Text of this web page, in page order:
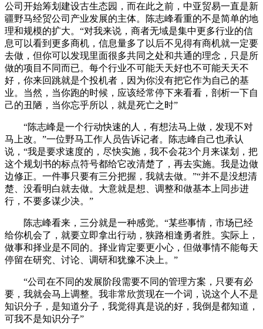
公司开始筹划建设古生态园，而在此之前，中亚贸易一直是新
疆野马经贸公司产业发展的主体。陈志峰看重的不是简单的地
理和规模的扩大。“对我来说，商者无域是集中更多行业的信
息可以看到更多商机，信息量多了以后不见得有商机就一定要
去做，但你可以发现里面很多共同之处和共通的理念，只是所
做的项目不同而已。每个行业不可能天天好也不可能天天不
好，你来回跳就是个投机者，因为你没有把它作为自己的基
业。当然，当你跑的时候，应该经常停下来看看，剖析一下自
己的丑陋，当你忘乎所以，就是死亡之时”
“陈志峰是一个行动快速的人，有想法马上做，发现不对
马上改。”一位野马工作人员告诉记者。陈志峰自己也承认
说，“我是要求速度的，尽快实施，我不会花3个月来谋划，把
这个规划书的标点符号都给它改清楚了，再去实施。我是边做
边修正。一件事只要有三分把握，我就去做。”“并不是没想清
楚、没看明白就去做。大意就是想、调整和做基本上同步进
行，不要多谋少决。”
陈志峰看来，三分就是一种感觉。“某些事情，市场已经
给你机会了，就要立即拿出行动，狭路相逢勇者胜。实际上，
做事和择业是不同的。择业肯定要更小心，但做事情不能每天
停留在研究、讨论、调研和犹豫不决上。”
“公司在不同的发展阶段需要不同的管理方案，只要有必
要，我就会马上调整。我非常欣赏现在一个词，说这个人不是
知识分子，是知道分子，我觉得真是说的好，我倒是都知道，
可我不是知识分子”